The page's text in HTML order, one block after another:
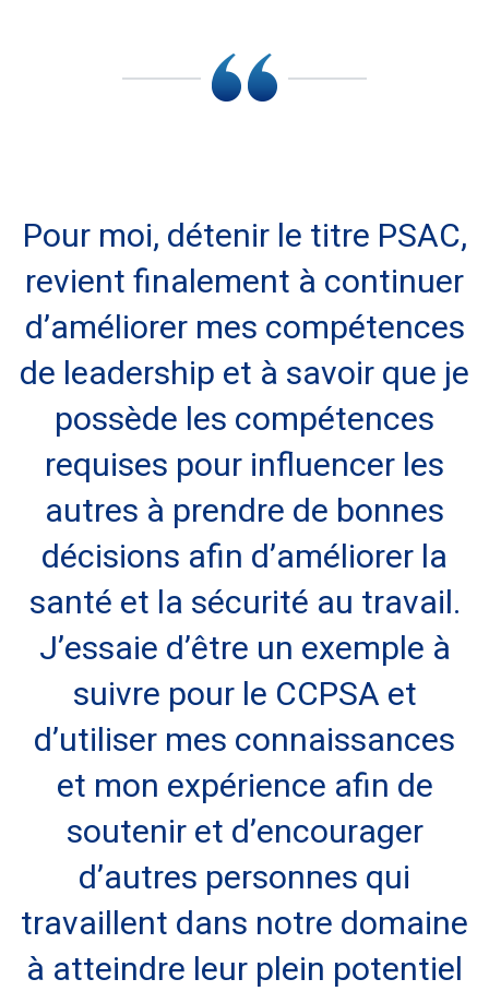
Pour moi, détenir le titre PSAC,
revient finalement à continuer
d’améliorer mes compétences
de leadership et à savoir que je
possède les compétences
requises pour influencer les
autres à prendre de bonnes
décisions afin d’améliorer la
santé et la sécurité au travail.
J’essaie d’être un exemple à
suivre pour le CCPSA et
d’utiliser mes connaissances
et mon expérience afin de
soutenir et d’encourager
d’autres personnes qui
travaillent dans notre domaine
à atteindre leur plein potentiel
David Berry
Human Resources Manager
Resolute Forest Products